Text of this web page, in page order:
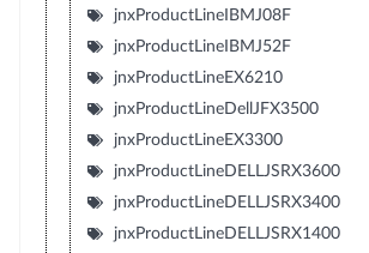
jnxProductLineIBMJ08F
jnxProductLineIBMJ52F
jnxProductLineEX6210
jnxProductLineDellJFX3500
jnxProductLineEX3300
jnxProductLineDELLJSRX3600
jnxProductLineDELLJSRX3400
jnxProductLineDELLJSRX1400